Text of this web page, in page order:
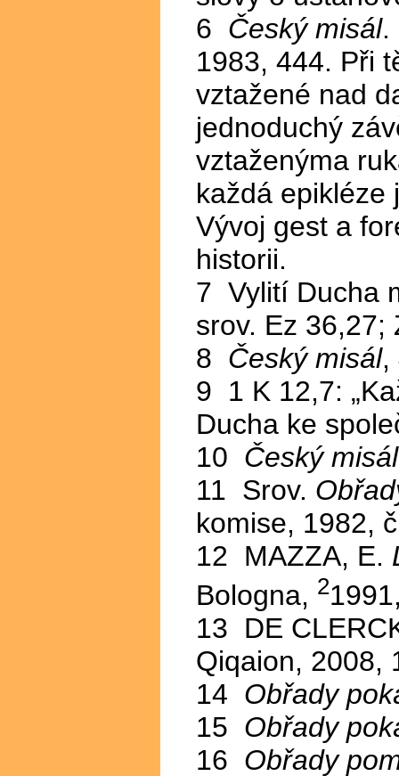
6 Český misál.
1983, 444. Při
vztažené nad
jednoduchý
vztaženýma
každá epikléze
Vývoj gest a
historii.
7 Vylití Ducha
srov. Ez 36,27;
8 Český misál,
9 1 K 12,7:
Ducha ke
10 Český misál
11 Srov.
komise, 1982,
12 MAZZA, E.
Bologna, 2
13 DE
Qiqaion, 2008,
14 Obřady
15 Obřady
16 Obřady